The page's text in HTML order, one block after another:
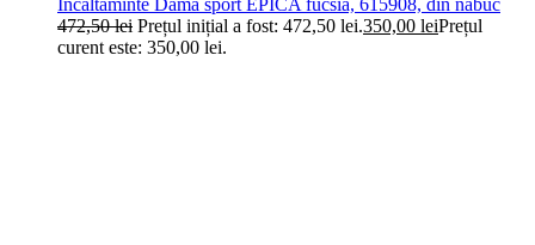
Incaltaminte Dama sport EPICA fucsia, 615908, din nabuc
472,50lei Prețul inițial a fost: 472,50 lei.350,00 leiPrețul
curent este: 350,00 lei.